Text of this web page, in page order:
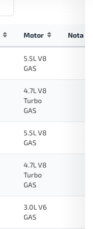
Motor Nota
5.5L V8
GAS
4.7L V8
Turbo
GAS
5.5L V8
GAS
4.7L V8
Turbo
GAS
3.0L V6
GAS